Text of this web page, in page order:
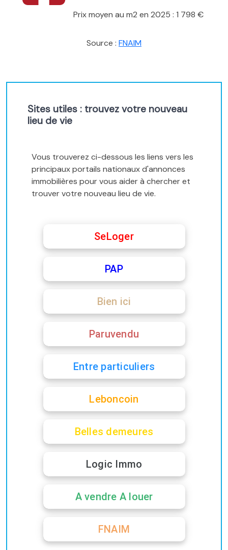
Prix moyen au m2 en 2025 : 1 798 €
Source : FNAIM
Sites utiles : trouvez votre nouveau
lieu de vie
Vous trouverez ci-dessous les liens vers les
principaux portails nationaux d'annonces
immobilières pour vous aider à chercher et
trouver votre nouveau lieu de vie.
SeLoger
PAP
Bien ici
Paruvendu
Entre particuliers
Leboncoin
Belles demeures
Logic Immo
A vendre A louer
FNAIM